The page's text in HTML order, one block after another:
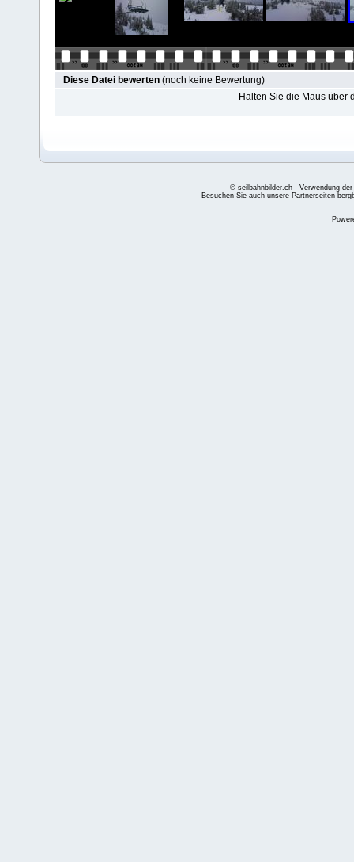
Diese Datei bewerten (noch keine Bewertung)
Halten Sie die Maus über
© seilbahnbilder.ch - Verwendung
Besuchen Sie auch unsere Partnerseiten